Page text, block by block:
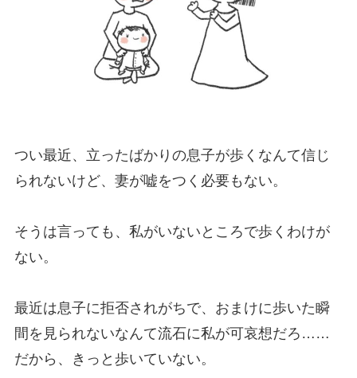
つい最近、立ったばかりの息子が歩くなんて信じ
られないけど、妻が嘘をつく必要もない。
そうは言っても、私がいないところで歩くわけが
ない。
最近は息子に拒否されがちで、おまけに歩いた瞬
間を見られないなんて流石に私が可哀想だろ……
だから、きっと歩いていない。